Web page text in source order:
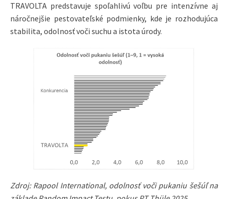
TRAVOLTA predstavuje spoľahlivú voľbu pre intenzívne aj
náročnejšie pestovateľské podmienky, kde je rozhodujúca
stabilita, odolnosť voči suchu a istota úrody.
Zdroj: Rapool International, odolnosť voči pukaniu šešúľ na